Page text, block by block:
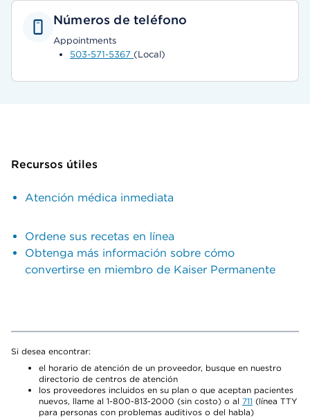
Números de teléfono
Appointments
503-571-5367 (Local)
Recursos útiles
Atención médica inmediata
Ordene sus recetas en línea
Obtenga más información sobre cómo
convertirse en miembro de Kaiser Permanente
Si desea encontrar:
el horario de atención de un proveedor, busque en nuestro
directorio de centros de atención
los proveedores incluidos en su plan o que aceptan pacientes
nuevos, llame al 1-800-813-2000 (sin costo) o al 711 (línea TTY
para personas con problemas auditivos o del habla)